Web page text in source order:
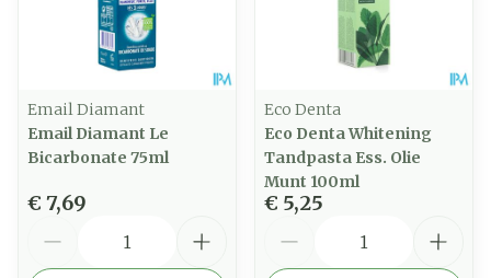
Email Diamant
Email Diamant Le
Bicarbonate 75ml
€ 7,69
Eco Denta
Eco Denta Whitening
Tandpasta Ess. Olie
Munt 100ml
€ 5,25